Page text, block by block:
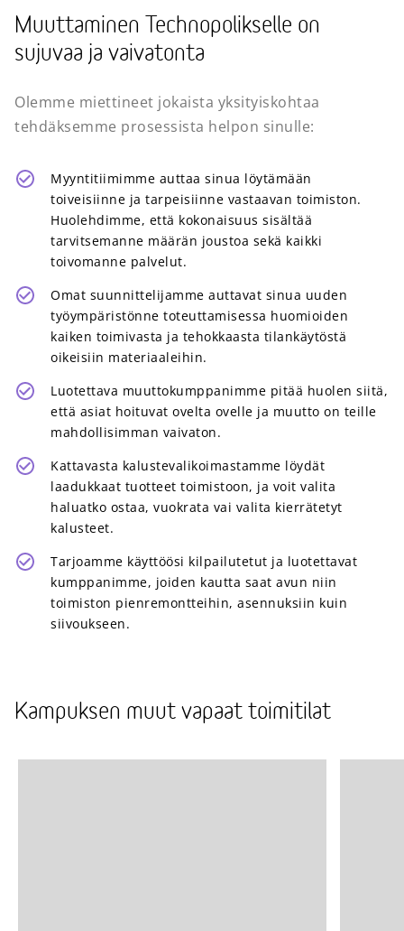
Muuttaminen Technopolikselle on
sujuvaa ja vaivatonta
Olemme miettineet jokaista yksityiskohtaa
tehdäksemme prosessista helpon sinulle:
Myyntitiimimme auttaa sinua löytämään
toiveisiinne ja tarpeisiinne vastaavan toimiston.
Huolehdimme, että kokonaisuus sisältää
tarvitsemanne määrän joustoa sekä kaikki
toivomanne palvelut.
Omat suunnittelijamme auttavat sinua uuden
työympäristönne toteuttamisessa huomioiden
kaiken toimivasta ja tehokkaasta tilankäytöstä
oikeisiin materiaaleihin.
Luotettava muuttokumppanimme pitää huolen siitä,
että asiat hoituvat ovelta ovelle ja muutto on teille
mahdollisimman vaivaton.
Kattavasta kalustevalikoimastamme löydät
laadukkaat tuotteet toimistoon, ja voit valita
haluatko ostaa, vuokrata vai valita kierrätetyt
kalusteet.
Tarjoamme käyttöösi kilpailutetut ja luotettavat
kumppanimme, joiden kautta saat avun niin
toimiston pienremontteihin, asennuksiin kuin
siivoukseen.
Kampuksen muut vapaat toimitilat